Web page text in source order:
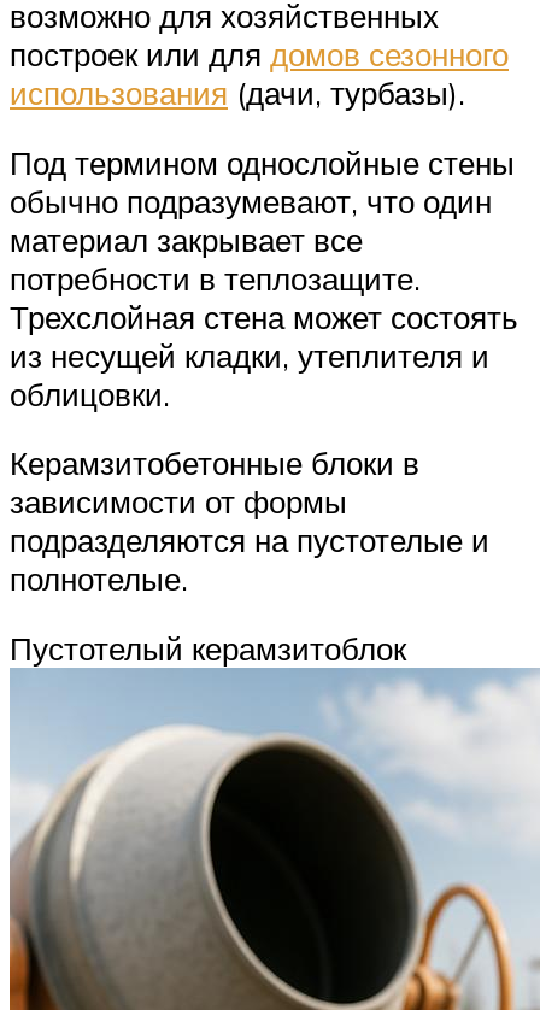
возможно для хозяйственных
построек или для домов сезонного
использования (дачи, турбазы).
Под термином однослойные стены
обычно подразумевают, что один
материал закрывает все
потребности в теплозащите.
Трехслойная стена может состоять
из несущей кладки, утеплителя и
облицовки.
Керамзитобетонные блоки в
зависимости от формы
подразделяются на пустотелые и
полнотелые.
Пустотелый керамзитоблок